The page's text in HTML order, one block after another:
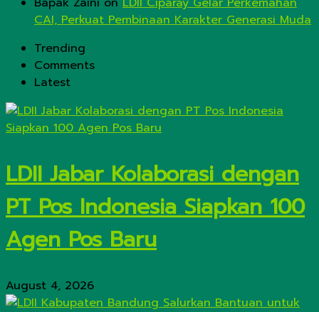
CAI, Perkuat Pembinaan Karakter Generasi Muda
Trending
Comments
Latest
LDII Jabar Kolaborasi dengan
PT Pos Indonesia Siapkan 100
Agen Pos Baru
August 4, 2026